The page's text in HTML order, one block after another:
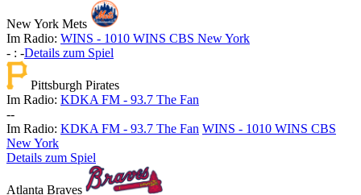
New York Mets
Im Radio: WINS - 1010 WINS CBS New York
- : -Details zum Spiel
Pittsburgh Pirates
Im Radio: KDKA FM - 93.7 The Fan
--
Im Radio: KDKA FM - 93.7 The Fan WINS - 1010 WINS CBS
New York
Details zum Spiel
Atlanta Braves